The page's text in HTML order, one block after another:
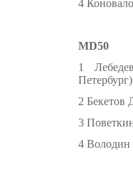
4
MD50
1
Петербург)
2 Бекетов
3
4 Володин